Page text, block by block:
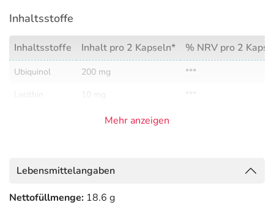
Inhaltsstoffe
Inhaltsstoffe Inhalt pro 2 Kapseln* % NRV pro 2
Ubiquinol 200 mg
***
Lecithin
10 mg ***
*** kein NRV vorhanden
Adresse des Lebensmittel-Unternehmens
Mehr anzeigen
Lebensmittelangaben
Nettofüllmenge: 18.6 g